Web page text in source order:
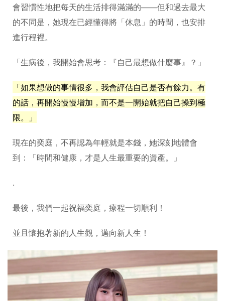
會習慣性地把每天的生活排得滿滿的——但和過去最大
的不同是，她現在已經懂得將「休息」的時間，也安排
進行程裡。
「生病後，我開始會思考：『自己最想做什麼事』？」
「如果想做的事情很多，我會評估自己是否有餘力。有
的話，再開始慢慢增加，而不是一開始就把自己操到極
限。」
現在的奕庭，不再認為年輕就是本錢，她深刻地體會
到：「時間和健康，才是人生最重要的資產。」
.
最後，我們一起祝福奕庭，療程一切順利！
並且懷抱著新的人生觀，邁向新人生！